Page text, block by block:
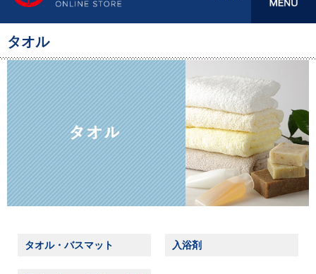
タオル
タオル・バスマット 入浴剤